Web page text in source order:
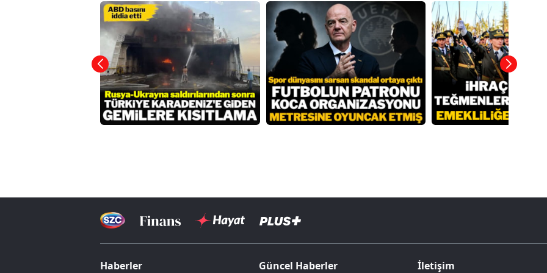
Haberler Güncel Haberler İletişim